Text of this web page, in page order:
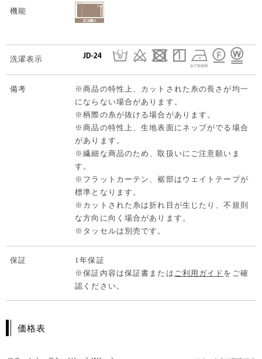
機能
洗濯表示
備考
※商品の特性上、カットされた糸の長さが均一
にならない場合があります。
※柄際の糸が抜ける場合があります。
※商品の特性上、生地表面にネップがでる場合
があります。
※繊細な商品のため、取扱いにご注意願いま
す。
※フラットカーテン、裾部はウェイトテープが
標準となります。
※カットされた糸は折れ目が生じたり、不規則
な方向に向く場合があります。
※タッセルは別売です。
保証
1年保証
※保証内容は保証書または ご利用ガイド をご確
認ください。
価格表